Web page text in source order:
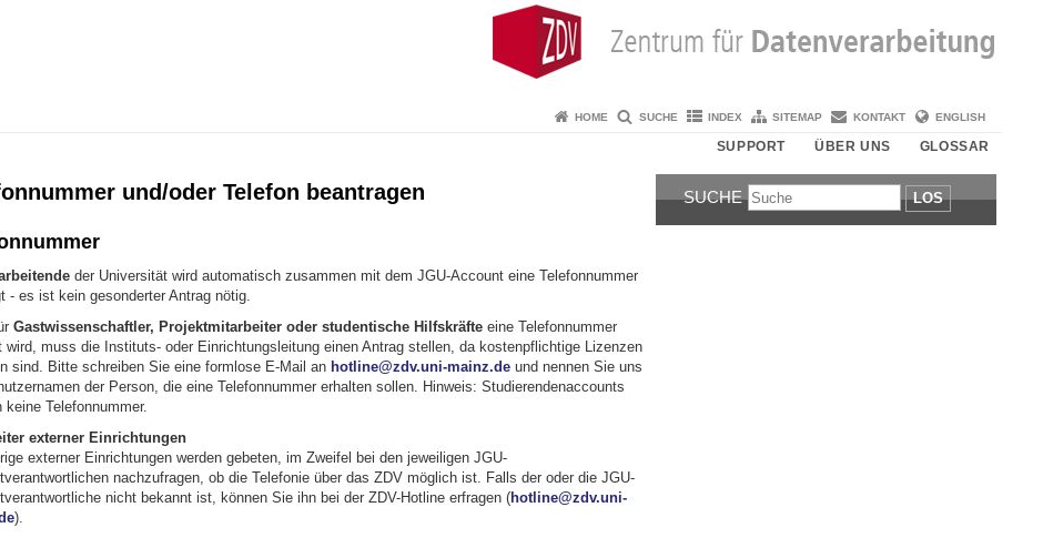
HOME SUCHE INDEX SITEMAP KONTAKT ENGLISH
SUPPORT ÜBER UNS GLOSSAR
und/oder Telefon beantragen
der Universität wird automatisch zusammen mit dem JGU-Account eine Telefonnummer
- es ist kein gesonderter Antrag nötig.
Gastwissenschaftler, Projektmitarbeiter oder studentische Hilfskräfteeine Telefonnummer
wird, muss die Instituts- oder Einrichtungsleitung einen Antrag stellen, da kostenpflichtige Lizenzen
sind. Bitte schreiben Sie eine formlose E-Mail an hotline@zdv.uni-mainz.deund nennen Sie uns
der Person, die eine Telefonnummer erhalten sollen. Hinweis: Studierendenaccounts
keine Telefonnummer.
externer Einrichtungen
externer Einrichtungen werden gebeten, im Zweifel bei den jeweiligen JGU-
nachzufragen, ob die Telefonie über das ZDV möglich ist. Falls der oder die JGU-
nicht bekannt ist, können Sie ihn bei der ZDV-Hotline erfragen (hotline@zdv.uni-
).
SUCHE LOS